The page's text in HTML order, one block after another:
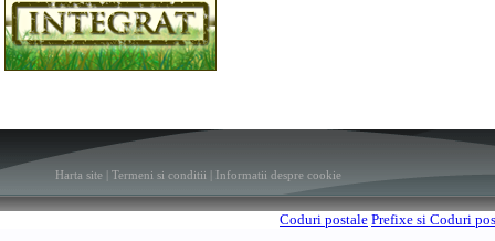
Harta site | Termeni si conditii | Informatii despre cookie
Coduri postale Prefixe si Coduri